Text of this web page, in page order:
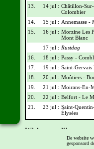
13.
14 jul : Châtillon-
Colombier
14. 15 jul : Annemasse -
15.
16 jul : Morzine Les
Mont Blanc
17 jul : Rustdag
16.
18 jul : Passy -
17.
19 jul : Saint-
18.
20 jul : Moûtiers -
19.
21 jul : Moirans-En-
20.
22 jul : Belfort - Le
21.
23 jul : Saint-
Élysées
Wielrennerslijst
De website
gesponsord